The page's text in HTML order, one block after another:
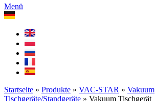
Menü
Startseite » Produkte » VAC-STAR » Vakuum
Tischgeräte/Standgeräte » Vakuum Tischgerät